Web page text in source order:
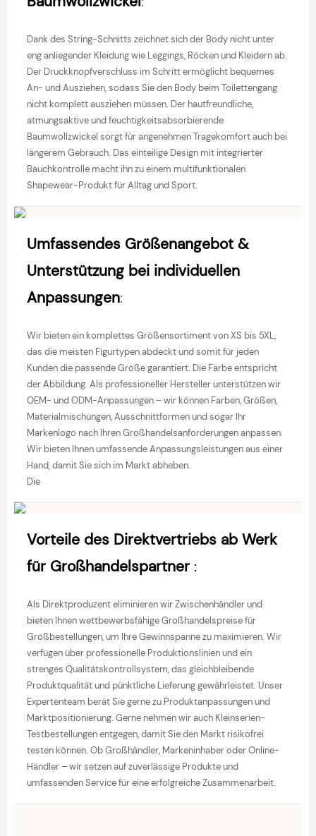
Dank des String-Schnitts zeichnet sich der Body nicht unter
eng anliegender Kleidung wie Leggings, Röcken und Kleidern ab.
Der Druckknopfverschluss im Schritt ermöglicht bequemes
An- und Ausziehen, sodass Sie den Body beim Toilettengang
nicht komplett ausziehen müssen. Der hautfreundliche,
atmungsaktive und feuchtigkeitsabsorbierende
Baumwollzwickel sorgt für angenehmen Tragekomfort auch bei
längerem Gebrauch. Das einteilige Design mit integrierter
Bauchkontrolle macht ihn zu einem multifunktionalen
Shapewear-Produkt für Alltag und Sport.
Umfassendes Größenangebot &
Unterstützung bei individuellen
Anpassungen:
Wir bieten ein komplettes Größensortiment von XS bis 5XL,
das die meisten Figurtypen abdeckt und somit für jeden
Kunden die passende Größe garantiert. Die Farbe entspricht
der Abbildung. Als professioneller Hersteller unterstützen wir
OEM- und ODM-Anpassungen – wir können Farben, Größen,
Materialmischungen, Ausschnittformen und sogar Ihr
Markenlogo nach Ihren Großhandelsanforderungen anpassen.
Wir bieten Ihnen umfassende Anpassungsleistungen aus einer
Hand, damit Sie sich im Markt abheben.
Die
Vorteile des Direktvertriebs ab Werk
für Großhandelspartner:
Als Direktproduzent eliminieren wir Zwischenhändler und
bieten Ihnen wettbewerbsfähige Großhandelspreise für
Großbestellungen, um Ihre Gewinnspanne zu maximieren. Wir
verfügen über professionelle Produktionslinien und ein
strenges Qualitätskontrollsystem, das gleichbleibende
Produktqualität und pünktliche Lieferung gewährleistet. Unser
Expertenteam berät Sie gerne zu Produktanpassungen und
Marktpositionierung. Gerne nehmen wir auch Kleinserien-
Testbestellungen entgegen, damit Sie den Markt risikofrei
testen können. Ob Großhändler, Markeninhaber oder Online-
Händler – wir setzen auf zuverlässige Produkte und
umfassenden Service für eine erfolgreiche Zusammenarbeit.